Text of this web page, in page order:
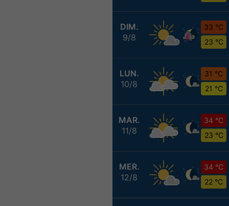
DIM.
9/8
33 °C
23 °C
LUN.
10/8
31 °C
21 °C
MAR.
11/8
34 °C
23 °C
MER.
12/8
34 °C
22 °C